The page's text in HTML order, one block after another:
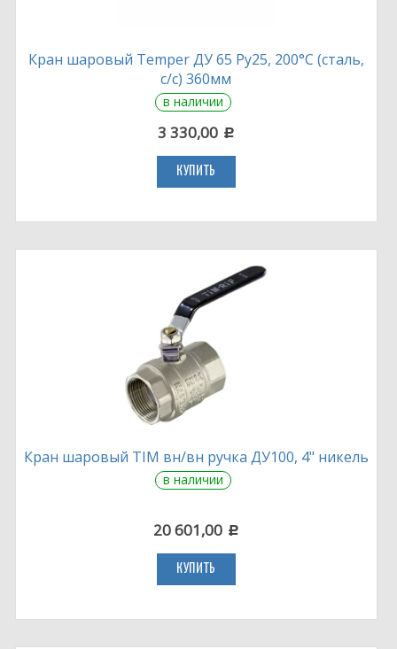
Кран шаровый Temper ДУ 65 Ру25, 200°С (сталь,
с/с) 360мм
в наличии
3 330,00 c
КУПИТЬ
Кран шаровый TIM вн/вн ручка ДУ100, 4" никель
в наличии
20 601,00 c
КУПИТЬ